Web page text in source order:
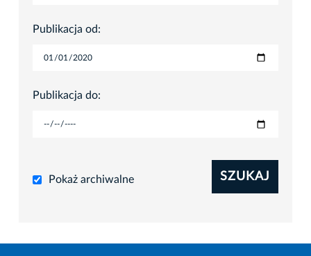
Publikacja od:
Publikacja do:
Pokaż archiwalne SZUKAJ